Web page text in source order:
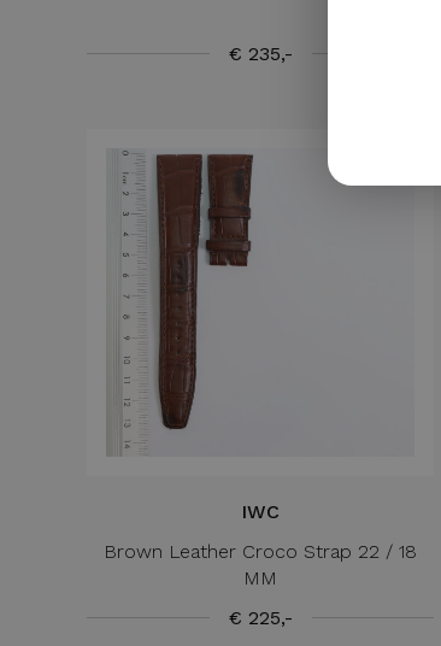
€ 235,-
IWC
Brown Leather Croco Strap 22 / 18
MM
€ 225,-